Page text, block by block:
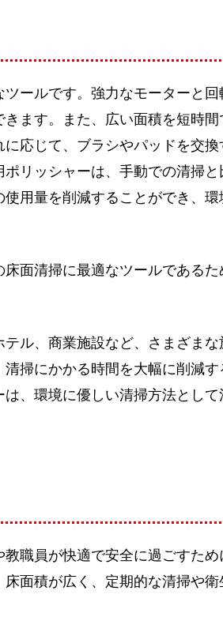
ールです。強力なモーターと回
ます。また、広い面積を短時間
応じて、ブラシやパッドを交換
リッシャーは、手動での清掃と
用量を削減することができ、環
面清掃に最適なツールであるた
ル、商業施設など、さまざまな
掃にかかる時間を大幅に削減す
、環境に優しい清掃方法として
職員が快適で安全に過ごすため
面積が広く、定期的な清掃や衛